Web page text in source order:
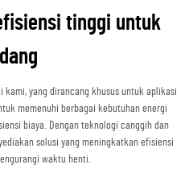
tinggi untuk
kami, yang dirancang khusus untuk aplikasi
memenuhi berbagai kebutuhan energi
biaya. Dengan teknologi canggih dan
solusi yang meningkatkan efisiensi
waktu henti.